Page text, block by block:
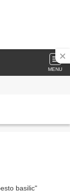
MENU